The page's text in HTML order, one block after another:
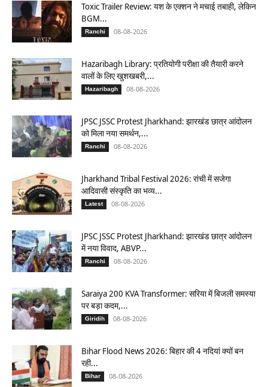
Toxic Trailer Review: यश के एक्शन ने मचाई तबाही, लेकिन
BGM...
Ranchi 08-08-2026
Hazaribagh Library: प्रतियोगी परीक्षा की तैयारी करने
वालों के लिए खुशखबरी,...
Hazaribagh 08-08-2026
JPSC JSSC Protest Jharkhand: झारखंड छात्र आंदोलन
को मिला नया समर्थन,...
Ranchi 08-08-2026
Jharkhand Tribal Festival 2026: रांची में सजेगा
आदिवासी संस्कृति का भव्य...
Latest 08-08-2026
JPSC JSSC Protest Jharkhand: झारखंड छात्र आंदोलन
में नया विवाद, ABVP...
Ranchi 08-08-2026
Saraiya 200 KVA Transformer: सरिया में बिजली समस्या
पर बड़ा कदम,...
Giridih 08-08-2026
Bihar Flood News 2026: बिहार की 4 नदियां क्यों बन
रही...
Bihar 08-08-2026